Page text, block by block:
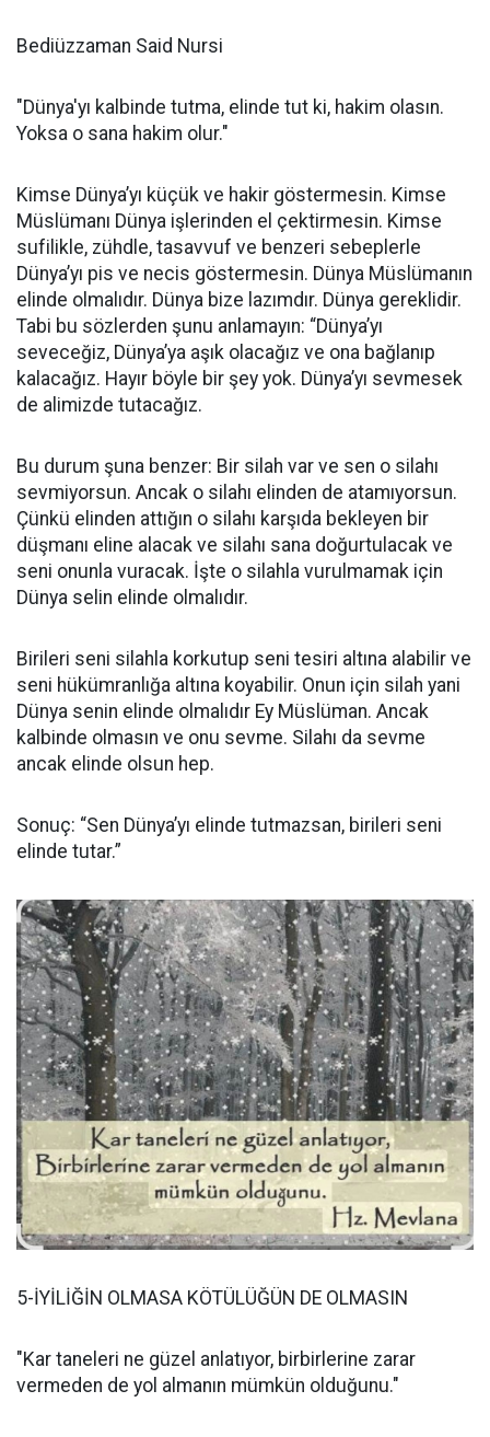
Bediüzzaman Said Nursi
"Dünya'yı kalbinde tutma, elinde tut ki, hakim olasın.
Yoksa o sana hakim olur."
Kimse Dünya’yı küçük ve hakir göstermesin. Kimse
Müslümanı Dünya işlerinden el çektirmesin. Kimse
sufilikle, zühdle, tasavvuf ve benzeri sebeplerle
Dünya’yı pis ve necis göstermesin. Dünya Müslümanın
elinde olmalıdır. Dünya bize lazımdır. Dünya gereklidir.
Tabi bu sözlerden şunu anlamayın: “Dünya’yı
seveceğiz, Dünya’ya aşık olacağız ve ona bağlanıp
kalacağız. Hayır böyle bir şey yok. Dünya’yı sevmesek
de alimizde tutacağız.
Bu durum şuna benzer: Bir silah var ve sen o silahı
sevmiyorsun. Ancak o silahı elinden de atamıyorsun.
Çünkü elinden attığın o silahı karşıda bekleyen bir
düşmanı eline alacak ve silahı sana doğurtulacak ve
seni onunla vuracak. İşte o silahla vurulmamak için
Dünya selin elinde olmalıdır.
Birileri seni silahla korkutup seni tesiri altına alabilir ve
seni hükümranlığa altına koyabilir. Onun için silah yani
Dünya senin elinde olmalıdır Ey Müslüman. Ancak
kalbinde olmasın ve onu sevme. Silahı da sevme
ancak elinde olsun hep.
Sonuç: “Sen Dünya’yı elinde tutmazsan, birileri seni
elinde tutar.”
5-İYİLİĞİN OLMASA KÖTÜLÜĞÜN DE OLMASIN
"Kar taneleri ne güzel anlatıyor, birbirlerine zarar
vermeden de yol almanın mümkün olduğunu."